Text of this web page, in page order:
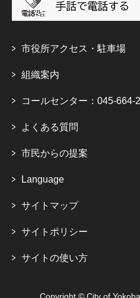
市役所アクセス・駐車場
組織案内
コールセンター：045-664-
よくある質問
市民からの提案
Language
サイトマップ
サイトポリシー
サイトの使い方